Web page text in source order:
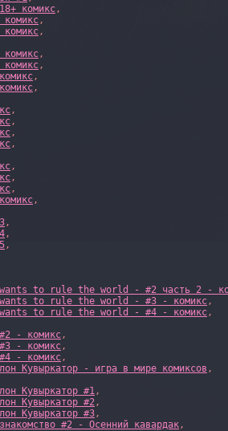
комикс,
,
,
,
,
,
,
,
,
,
,
,
,
,
,
,
,
,
to rule the world - #2 часть 2 -
to rule the world - #3 - комикс,
to rule the world - #4 - комикс,
- комикс,
- комикс,
- комикс,
Кувыркатор - игра в мире комиксов ,
Кувыркатор #1,
Кувыркатор #2,
Кувыркатор #3,
#2 - Осенний кавардак,